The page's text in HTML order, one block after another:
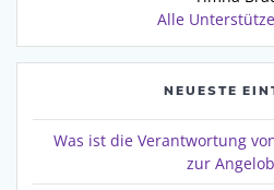
Alle
NEUESTE
Was ist die Verantwortung
zur